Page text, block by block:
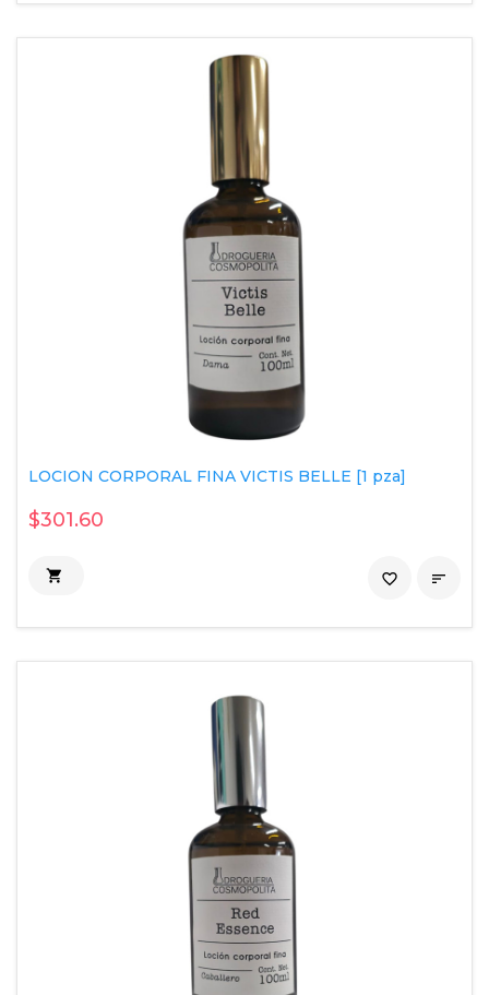
LOCION CORPORAL FINA VICTIS BELLE [1 pza]
$301.60
 
favorite_border